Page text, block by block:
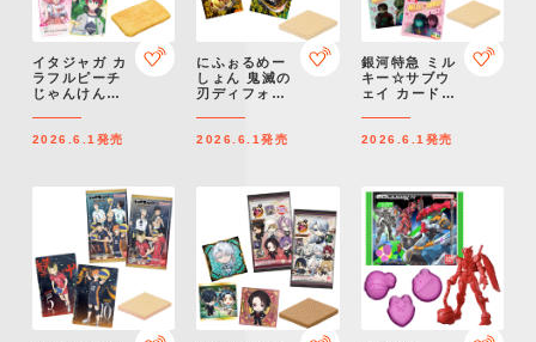
イタジャガ カ
ラフルピーチ
じゃんけんバ
2026.6.1 発売
にふぉるめー
しょん 鬼滅の
刃ディフォル
四（再販）
2026.6.1発売
銀河特急 ミル
キー☆サブウ
ェイ カードウ
2026.6.1 発売